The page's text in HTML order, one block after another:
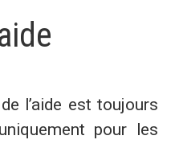
l’aide est toujours
pour les